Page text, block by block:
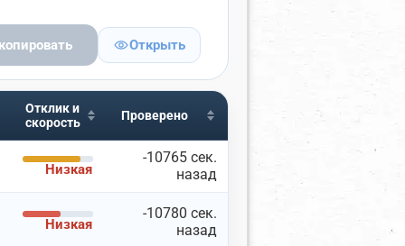
Открыть
И ПОРТЫ
Включая Исключая
Отклик и
скорость
Проверено
Низкая
-10765 сек.
назад
Низкая
-10780 сек.
назад